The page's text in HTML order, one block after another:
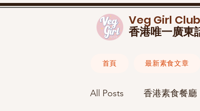
Veg Girl Club
香港唯一廣東
All Posts 香港素食餐廳
首頁 最新素食文章